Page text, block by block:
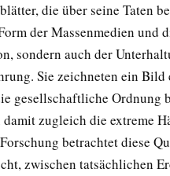
die über seine Taten
der Massenmedien und
sondern auch der
Sie zeichneten ein Bild
gesellschaftliche Ordnung
zugleich die extreme
betrachtet diese
zwischen tatsächlichen